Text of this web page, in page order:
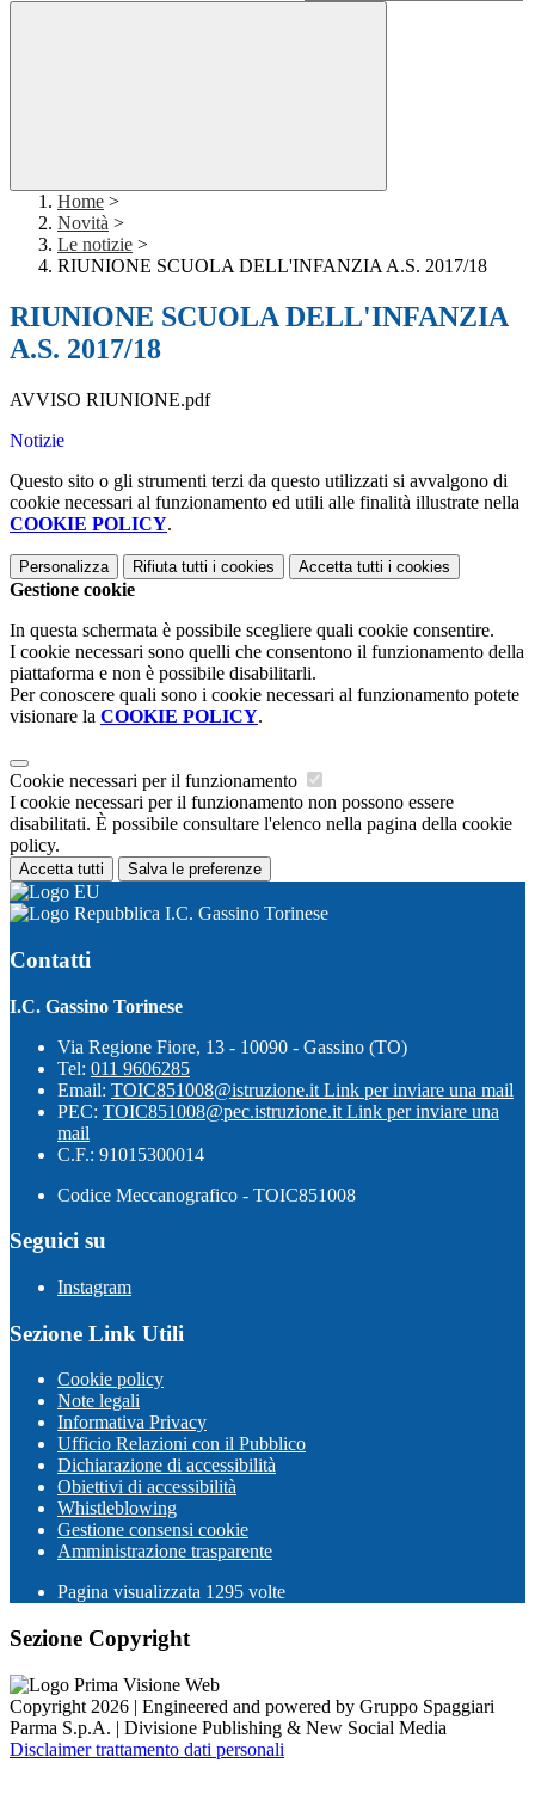
Home >
Novità >
Le notizie >
RIUNIONE SCUOLA DELL'INFANZIA A.S. 2017/18
RIUNIONE SCUOLA DELL'INFANZIA
A.S. 2017/18
AVVISO RIUNIONE.pdf
Notizie
Questo sito o gli strumenti terzi da questo utilizzati si avvalgono di
cookie necessari al funzionamento ed utili alle finalità illustrate nella
COOKIE POLICY.
Personalizza Rifiuta tutti i cookies Accetta tutti i cookies
Gestione cookie
In questa schermata è possibile scegliere quali cookie consentire.
I cookie necessari sono quelli che consentono il funzionamento della
piattaforma e non è possibile disabilitarli.
Per conoscere quali sono i cookie necessari al funzionamento potete
visionare la COOKIE POLICY.
Cookie necessari per il funzionamento
I cookie necessari per il funzionamento non possono essere
disabilitati. È possibile consultare l'elenco nella pagina della cookie
policy.
Accetta tutti Salva le preferenze
I.C. Gassino Torinese
Contatti
I.C. Gassino Torinese
Via Regione Fiore, 13 - 10090 - Gassino (TO)
Tel: 011 9606285
Email: TOIC851008@istruzione.it Link per inviare una mail
PEC: TOIC851008@pec.istruzione.it Link per inviare una
mail
C.F.: 91015300014
Codice Meccanografico - TOIC851008
Seguici su
Instagram
Sezione Link Utili
Cookie policy
Note legali
Informativa Privacy
Ufficio Relazioni con il Pubblico
Dichiarazione di accessibilità
Obiettivi di accessibilità
Whistleblowing
Gestione consensi cookie
Amministrazione trasparente
Pagina visualizzata 1295 volte
Sezione Copyright
Copyright 2026 | Engineered and powered by Gruppo Spaggiari
Parma S.p.A. | Divisione Publishing & New Social Media
Disclaimer trattamento dati personali